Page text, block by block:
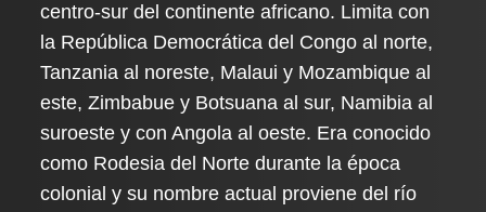
centro-sur del continente africano. Limita con
la República Democrática del Congo al norte,
Tanzania al noreste, Malaui y Mozambique al
este, Zimbabue y Botsuana al sur, Namibia al
suroeste y con Angola al oeste. Era conocido
como Rodesia del Norte durante la época
colonial y su nombre actual proviene del río